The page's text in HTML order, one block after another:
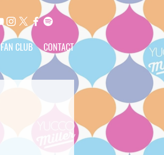
FAN CLUB CONTACT